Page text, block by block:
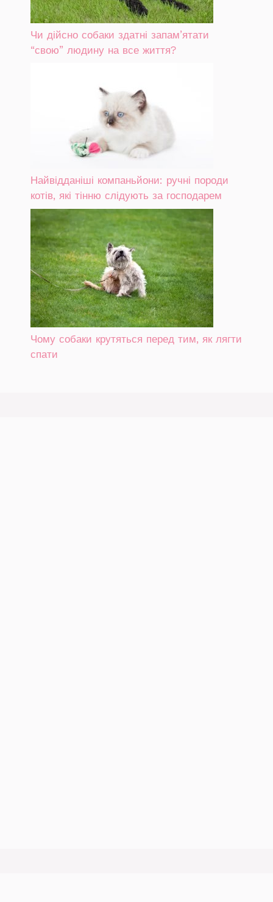
Чи дійсно собаки здатні запам’ятати
“свою” людину на все життя?
Найвідданіші компаньйони: ручні породи
котів, які тінню слідують за господарем
Чому собаки крутяться перед тим, як лягти
спати